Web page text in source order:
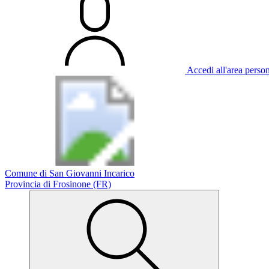
Accedi all'area
Comune di San Giovanni Incarico
Provincia di Frosinone (FR)